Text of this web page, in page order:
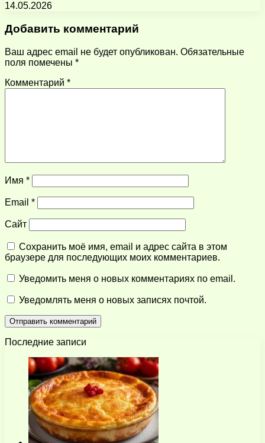
14.05.2026
Добавить комментарий
Ваш адрес email не будет опубликован. Обязательные
поля помечены *
Комментарий *
Имя *
Email *
Сайт
Сохранить моё имя, email и адрес сайта в этом
браузере для последующих моих комментариев.
Уведомить меня о новых комментариях по email.
Уведомлять меня о новых записях почтой.
Последние записи